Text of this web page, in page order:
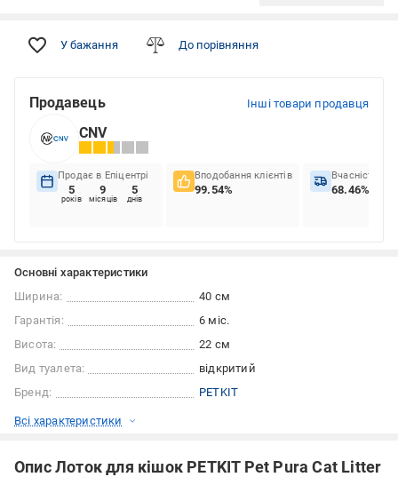
У бажання До порівняння
Продавець Інші товари продавця
CNV
Продає в Епіцентрі
5
років
9
місяців
5
днів
Вподобання клієнтів
99.54%
Вчасність
68.46%
Основні характеристики
Ширина:
40 см
Гарантія:
6 міс.
Висота:
22 см
Вид туалета:
відкритий
Бренд:
PETKIT
Всі характеристики
Опис Лоток для кішок PETKIT Pet Pura Cat Litter